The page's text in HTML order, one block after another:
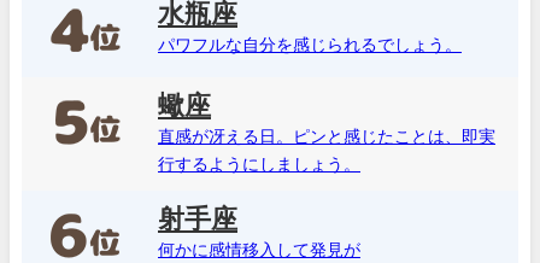
水瓶座
パワフルな自分を感じられるでしょう。
蠍座
直感が冴える日。ピンと感じたことは、即実
行するようにしましょう。
射手座
何かに感情移入して発見が